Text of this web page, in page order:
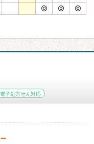
電子処方せん対応
－